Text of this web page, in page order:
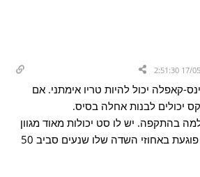
קאפלה יכול להיות טריו אימתני. אם
יכולים לבנות אחלה בסיס.
בהתקפה. יש לו סט יכולות מאוד מגוון
והקליעה ל-3 לא מאוד פוגעת באחוזי השדה שלו שנעים סביב 50